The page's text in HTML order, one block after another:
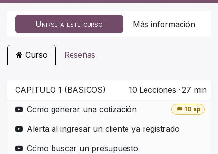
Unirse a este curso Más información
Curso Reseñas
CAPITULO 1 (BASICOS) 10 Lecciones · 27 min
Como generar una cotización
10 xp
Alerta al ingresar un cliente ya registrado
Cómo buscar un presupuesto